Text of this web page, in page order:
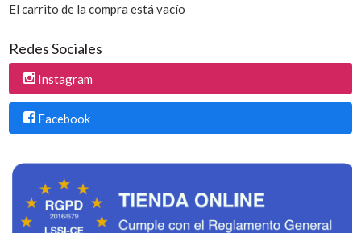
El carrito de la compra está vacío
Redes Sociales
Instagram
Facebook